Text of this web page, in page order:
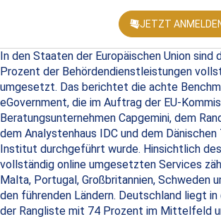
JETZT
In den Staaten der Europäischen Union sind
Prozent der Behördendienstleistungen
umgesetzt. Das berichtet die achte
eGovernment, die im Auftrag der EU-
Beratungsunternehmen Capgemini, dem
dem Analystenhaus IDC und dem
Institut durchgeführt wurde. Hinsichtlich
vollständig online umgesetzten Services
Malta, Portugal, Großbritannien, Schweden
den führenden Ländern. Deutschland liegt
der Rangliste mit 74 Prozent im Mittelfeld